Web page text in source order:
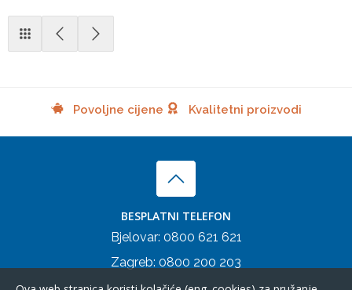
Povoljne cijene Kvalitetni proizvodi
BESPLATNI TELEFON
Bjelovar: 0800 621 621
Zagreb: 0800 200 203